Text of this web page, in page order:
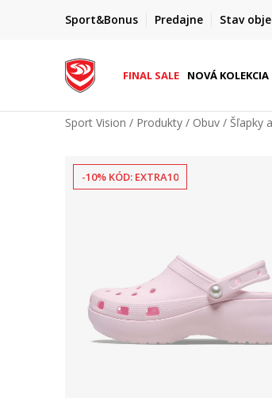
Sport&Bonus Predajne Stav
FINAL SALE AŽ -60
+ extra zľava 10 % len
FINAL SALE NOVÁ KOLEKCIA
Sport Vision Produkty Obuv Šľapky
-10% KÓD: EXTRA10